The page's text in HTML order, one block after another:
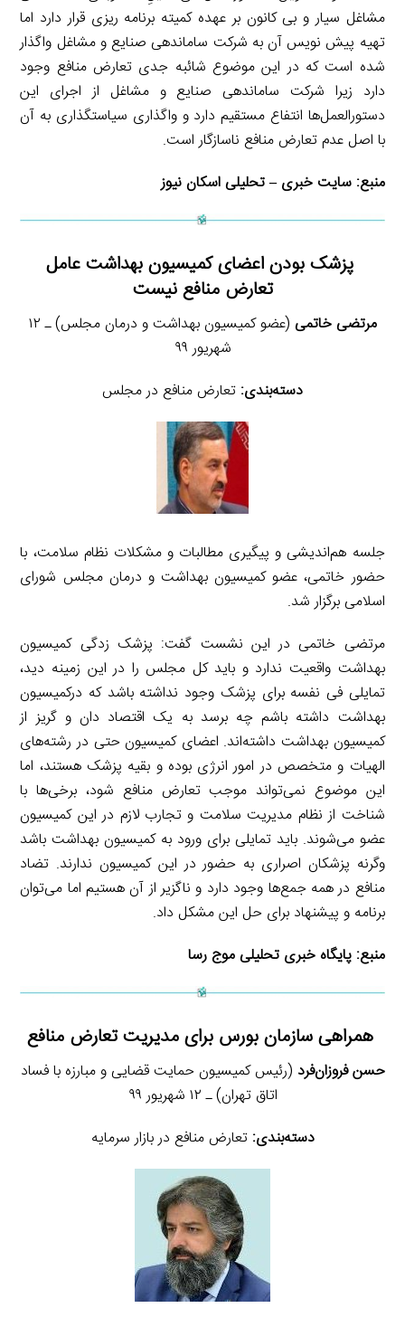
مشاغل سیار و بی کانون بر عهده کمیته برنامه ریزی قرار دارد اما
تهیه پیش نویس آن به شرکت ساماندهی صنایع و مشاغل واگذار
شده است که در این موضوع شائبه جدی تعارض منافع وجود
دارد زیرا شرکت ساماندهی صنایع و مشاغل از اجرای این
دستورالعمل‌ها انتفاع مستقیم دارد و واگذاری سیاستگذاری به آن
با اصل عدم تعارض منافع ناسازگار است.
منبع: سایت خبری – تحلیلی اسکان نیوز
پزشک بودن اعضای کمیسیون بهداشت عامل
تعارض منافع نیست
مرتضی خاتمی
(عضو کمیسیون بهداشت و درمان مجلس) ـ ۱۲
شهریور ۹۹
دسته‌بندی: تعارض منافع در مجلس
جلسه هم‌اندیشی و پیگیری مطالبات و مشکلات نظام سلامت، با
حضور خاتمی، عضو کمیسیون بهداشت و درمان مجلس شورای
اسلامی برگزار شد.
مرتضی خاتمی در این نشست گفت: پزشک زدگی کمیسیون
بهداشت واقعیت ندارد و باید کل مجلس را در این زمینه دید،
تمایلی فی نفسه برای پزشک وجود نداشته باشد که درکمیسیون
بهداشت داشته باشم چه برسد به یک اقتصاد دان و گریز از
کمیسیون بهداشت داشته‌اند. اعضای کمیسیون حتی در رشته‌های
الهیات و متخصص در امور انرژی بوده و بقیه پزشک هستند، اما
این موضوع نمی‌تواند موجب تعارض منافع شود، برخی‌ها با
شناخت از نظام مدیریت سلامت و تجارب لازم در این کمیسیون
عضو می‌شوند. باید تمایلی برای ورود به کمیسیون بهداشت باشد
وگرنه پزشکان اصراری به حضور در این کمیسیون ندارند. تضاد
منافع در همه جمع‌ها وجود دارد و ناگزیر از آن هستیم اما می‌توان
برنامه و پیشنهاد برای حل این مشکل داد.
منبع: پایگاه خبری تحلیلی موج رسا
همراهی سازمان بورس برای مدیریت تعارض منافع
حسن فروزان‌فرد (رئیس کمیسیون حمایت قضایی و مبارزه با فساد
اتاق تهران) ـ ۱۲ شهریور ۹۹
دسته‌بندی: تعارض منافع در بازار سرمایه